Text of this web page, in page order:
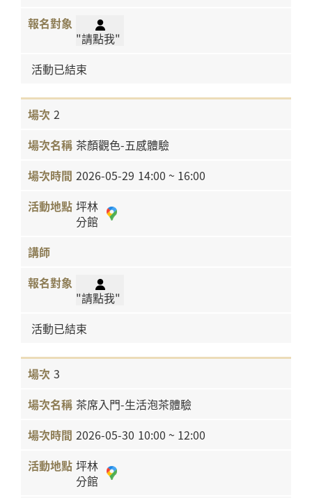
"請點我"
活動已結束
2
茶顏觀色-五感體驗
2026-05-29 14:00 ~ 16:00
坪林
分館
"請點我"
活動已結束
3
茶席入門-生活泡茶體驗
2026-05-30 10:00 ~ 12:00
坪林
分館